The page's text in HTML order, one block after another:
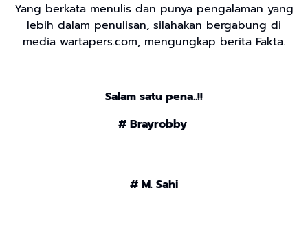
Yang berkata menulis dan punya pengalaman yang
lebih dalam penulisan, silahakan bergabung di
media wartapers.com, mengungkap berita Fakta.
Salam satu pena..!!
# Brayrobby
# M. Sahi